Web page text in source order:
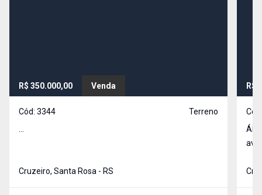
R$ 350.000,00 Venda
Cód: 3344
Terreno
Cruzeiro, Santa Rosa - RS
R$